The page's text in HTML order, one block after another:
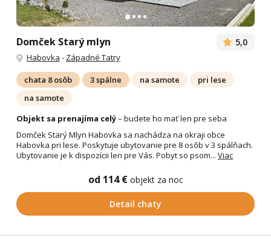
Domček Starý mlyn 5,0
Habovka - Západné Tatry
chata 8 osôb 3 spálne na samote
pri lese
na samote
Objekt sa prenajíma celý– budete ho mať len pre seba
Domček Starý Mlyn Habovka sa nachádza na okraji obce
Habovka pri lese. Poskytuje ubytovanie pre 8 osôb v 3 spálňach.
Ubytovanie je k dispozícii len pre Vás. Pobyt so psom... Viac
od 114 € objekt za noc
Detail chaty